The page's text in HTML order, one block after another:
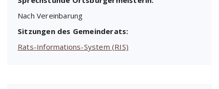
Nach Vereinbarung
Sitzungen des Gemeinderats:
Rats-Informations-System (RIS)